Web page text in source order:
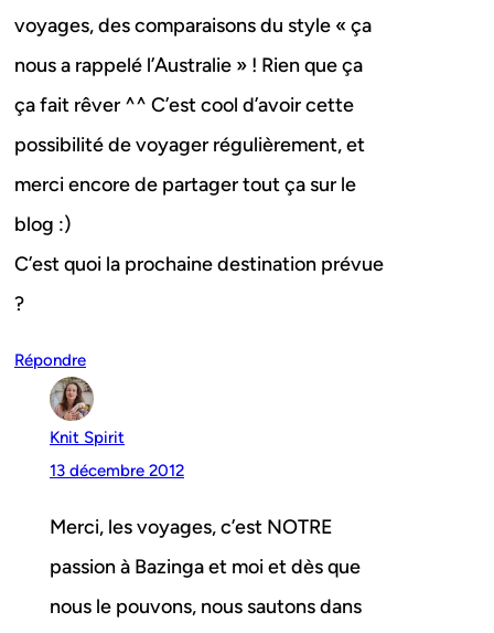
voyages, des comparaisons du style « ça
nous a rappelé l’Australie » ! Rien que ça
ça fait rêver ^^ C’est cool d’avoir cette
possibilité de voyager régulièrement, et
merci encore de partager tout ça sur le
blog :)
C’est quoi la prochaine destination prévue
?
Répondre
Knit Spirit
13 décembre 2012
Merci, les voyages, c’est NOTRE
passion à Bazinga et moi et dès que
nous le pouvons, nous sautons dans